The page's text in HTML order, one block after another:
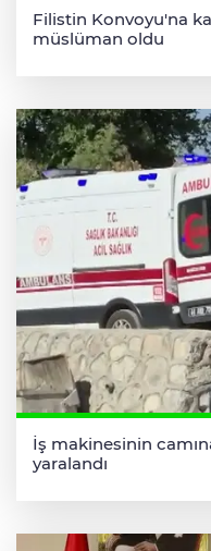
Filistin Konvoyu'na
müslüman oldu
İş makinesinin
yaralandı